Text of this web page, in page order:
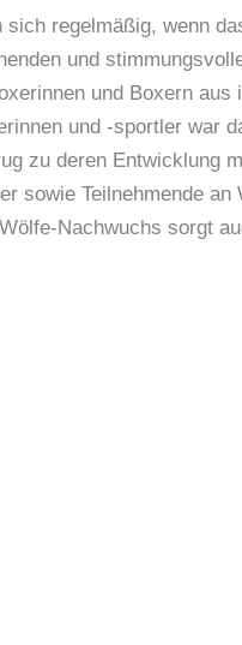
regelmäßig, wenn
und
und Boxern
und -sportler war
zu deren Entwicklung
sowie Teilnehmende
Nachwuchs sorgt